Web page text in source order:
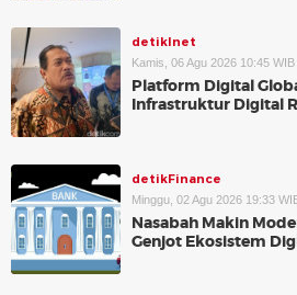
detikInet
Kamis, 06 Agu 2026 10:45 WIB
Platform Digital
Infrastruktur Digital
detikFinance
Minggu, 02 Agu 2026 19:33
Nasabah Makin
Genjot Ekosistem